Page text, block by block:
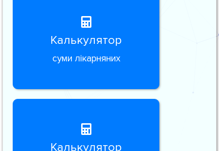
Калькулятор
суми лікарняних
Калькулятор